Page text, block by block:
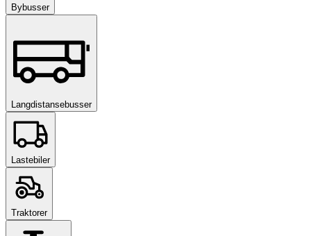
Bybusser
Langdistansebusser
Lastebiler
Traktorer